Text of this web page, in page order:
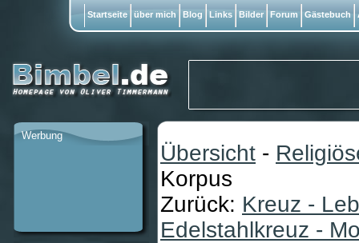
Übersicht -
Korpus
Zurück: Kreuz -
Edelstahlkreuz -
Werbung
Startseite über mich Blog Links Bilder Forum Gästebuch